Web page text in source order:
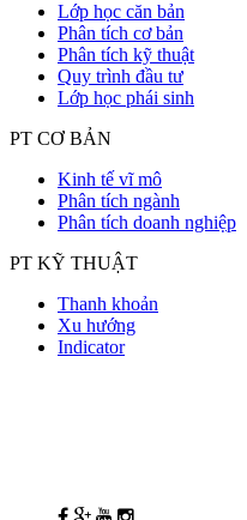
Lớp học căn bản
Phân tích cơ bản
Phân tích kỹ thuật
Quy trình đầu tư
Lớp học phái sinh
PT CƠ BẢN
Kinh tế vĩ mô
Phân tích ngành
Phân tích doanh nghiệp
PT KỸ THUẬT
Thanh khoản
Xu hướng
Indicator